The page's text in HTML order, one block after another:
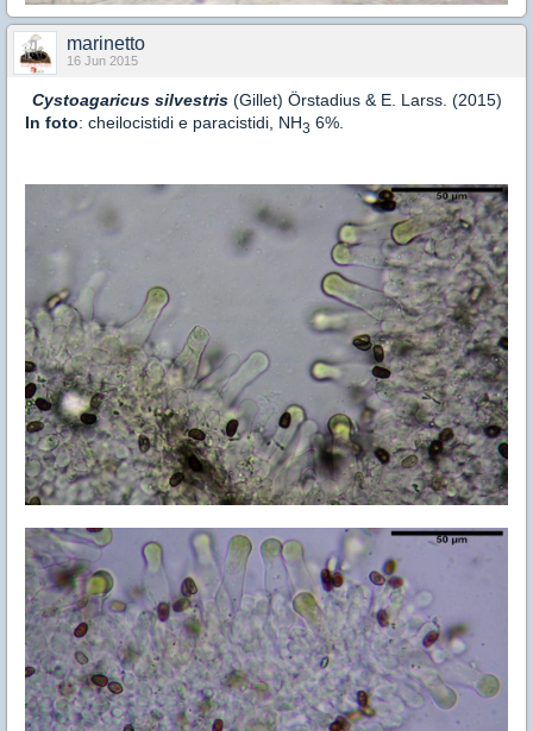
marinetto
16 Jun 2015
Cystoagaricus silvestris(Gillet) Örstadius & E. Larss. (2015)
In foto: cheilocistidi e paracistidi, NH3 6%.